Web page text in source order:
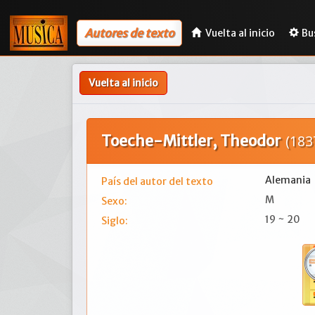
Autores de texto Vuelta al inicio
Vuelta al inicio
Toeche-Mittler, Theodor
País del autor del texto
Alemania
Sexo:
M
Siglo:
19 ~ 20